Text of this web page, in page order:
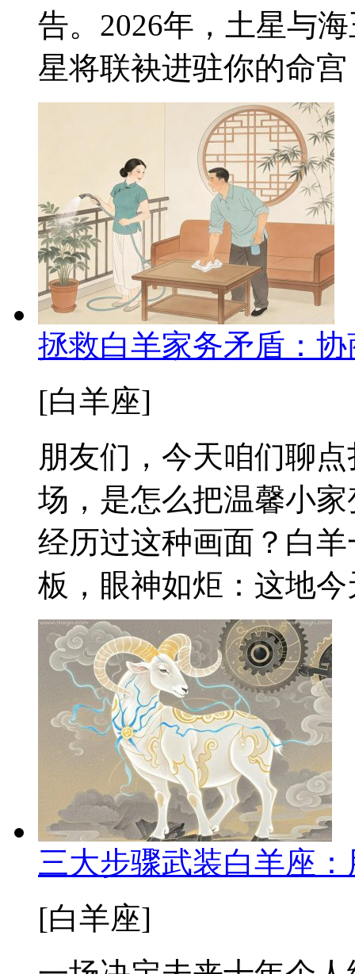
告。2026年，土星与
星将联袂进驻你的命
拯救白羊家务矛盾：
[白羊座]
朋友们，今天咱们聊
场，是怎么把温馨小
经历过这种画面？白
板，眼神如炬：这地
三大步骤武装白羊座
[白羊座]